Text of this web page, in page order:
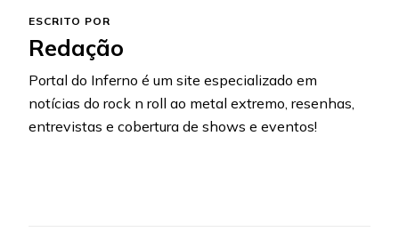
ESCRITO POR
Redação
Portal do Inferno é um site especializado em
notícias do rock n roll ao metal extremo, resenhas,
entrevistas e cobertura de shows e eventos!